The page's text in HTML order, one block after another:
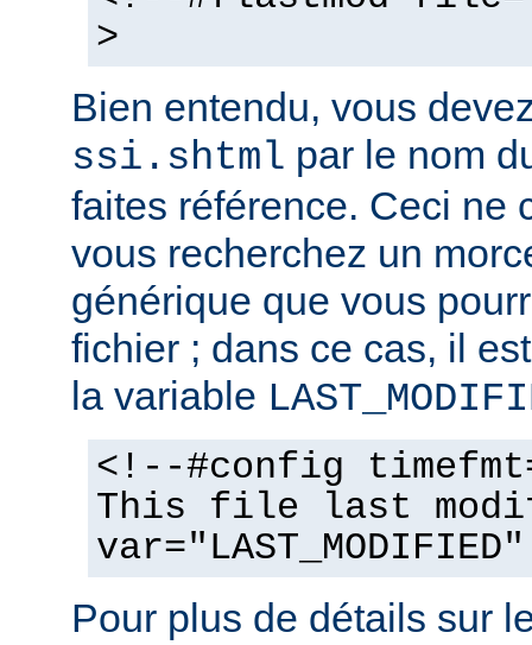
>
Bien entendu, vous
ssi.shtml par le nom
faites référence. Ceci ne
vous recherchez un
générique que vous
fichier ; dans ce cas, il
la variable
<!--#config
This file last
Pour plus de détails sur